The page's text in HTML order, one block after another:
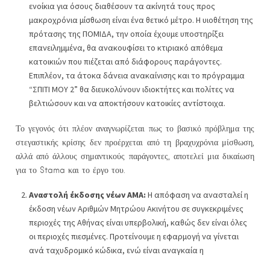
ενοίκια για όσους διαθέσουν τα ακίνητά τους προς
μακροχρόνια μίσθωση είναι ένα θετικό μέτρο. Η υιοθέτηση της
πρότασης της ΠΟΜΙΔΑ, την οποία έχουμε υποστηρίξει
επανειλημμένα, θα ανακουφίσει το κτιριακό απόθεμα
κατοικιών που πιέζεται από διάφορους παράγοντες.
Επιπλέον, τα άτοκα δάνεια ανακαίνισης και το πρόγραμμα
“ΣΠΙΤΙ ΜΟΥ 2” θα διευκολύνουν ιδιοκτήτες και πολίτες να
βελτιώσουν και να αποκτήσουν κατοικίες αντίστοιχα.
Το γεγονός ότι πλέον αναγνωρίζεται πως το βασικό πρόβλημα της
στεγαστικής κρίσης δεν προέρχεται από τη βραχυχρόνια μίσθωση,
αλλά από άλλους σημαντικούς παράγοντες, αποτελεί μια δικαίωση
για το Stama και το έργο του.
Αναστολή έκδοσης νέων ΑΜΑ: Η απόφαση να ανασταλεί η
έκδοση νέων Αριθμών Μητρώου Ακινήτου σε συγκεκριμένες
περιοχές της Αθήνας είναι υπερβολική, καθώς δεν είναι όλες
οι περιοχές πιεσμένες. Προτείνουμε η εφαρμογή να γίνεται
ανά ταχυδρομικό κώδικα, ενώ είναι αναγκαία η